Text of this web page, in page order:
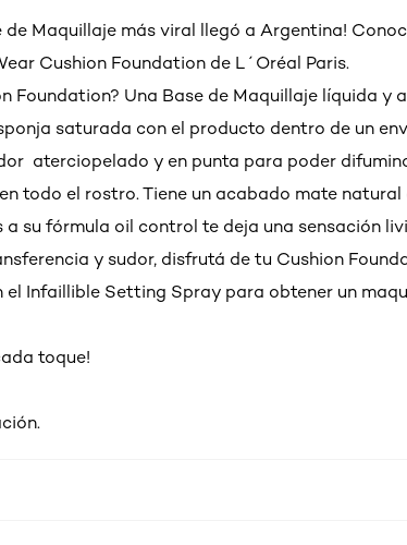
de Maquillaje más viral llegó a Argentina!
Cushion Foundation de L´Oréal Paris.
Foundation? Una Base de Maquillaje líquida y
saturada con el producto dentro de un
aterciopelado y en punta para poder
todo el rostro. Tiene un acabado mate natural
su fórmula oil control te deja una sensación
y sudor, disfrutá de tu Cushion
el Infaillible Setting Spray para obtener un
toque!